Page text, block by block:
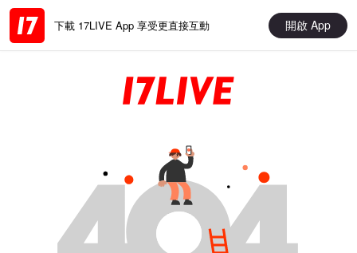
下載 17LIVE App 享受更直接互動 開啟 App